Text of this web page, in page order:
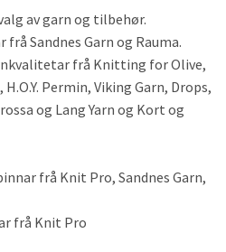
av garn og tilbehør.
Sandnes Garn og Rauma.
frå Knitting for Olive,
Permin, Viking Garn, Drops,
og Lang Yarn og Kort og
frå Knit Pro, Sandnes Garn,
frå Knit Pro